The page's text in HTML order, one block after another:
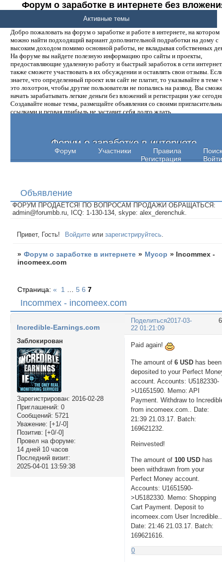
Форум о заработке в интернете без
денег.
Добро пожаловать на форум о заработке и работе в интернете, на котором
можно найти подходящий вариант дополнительной подработки на дому с
высоким доходом помимо основной работы, не вкладывая собственных
На форуме вы найдете полезную информацию про сайты и проекты,
предоставляющие удаленную работу и быстрый заработок в сети
также сможете участвовать в их обсуждении и оставлять свои отзывы.
знаете, что определенный проект или сайт не платит, то указывайте в теме
это лохотрон, чтобы другие пользователи не попались на развод. Вы
начать зарабатывать легкие деньги без вложений и регистрации уже
Создавайте новые темы, размещайте объявления со своими
ссылками и первая прибыль не заставит себя долго ждать.
Форум о заработке в интернете
Форум Участники Правила
Поиск
Регистрация
Войти
Активные темы
Объявление
ФОРУМ ПРОДАЕТСЯ! ПО ВОПРОСАМ ПРОДАЖИ ОБРАЩАТЬСЯ:
admin@forumbb.ru, ICQ: 1-130-134, skype: alex_derenchuk.
Привет, Гость! Войдите илизарегистрируйтесь
» Форум о заработке в интернете » Мусор » Incommex -
incomeex.com
Incommex - incomeex.com
Страница:« 1 5 6 7
Поделиться2017-03-
22 01:21:09
Incredible-Earnings.com
Заблокирован
Зарегистрирован: 2016-02-28
Приглашений: 0
Сообщений: 5721
Уважение: [+1/-0]
Позитив: [+0/-0]
Провел на форуме:
14 дней 10 часов
Последний визит:
2025-04-01 13:59:38
Paid again!
The amount of 6 USD has been
deposited to your Perfect
account. Accounts: U5182330-
>U1651590. Memo: API
Payment. Withdraw to
from incomeex.com.. Date:
21:39 21.03.17. Batch:
169621232.
Reinvested!
The amount of100 USD has
been withdrawn from your
Perfect Money account.
Accounts: U1651590-
>U5182330. Memo: Shopping
Cart Payment. Deposit to
incomeex.com User Incredible..
Date: 21:46 21.03.17. Batch:
169621616.
0